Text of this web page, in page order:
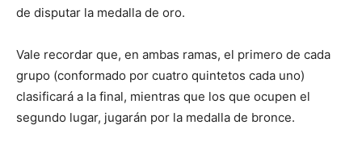
de disputar la medalla de oro.
Vale recordar que, en ambas ramas, el primero de cada
grupo (conformado por cuatro quintetos cada uno)
clasificará a la final, mientras que los que ocupen el
segundo lugar, jugarán por la medalla de bronce.